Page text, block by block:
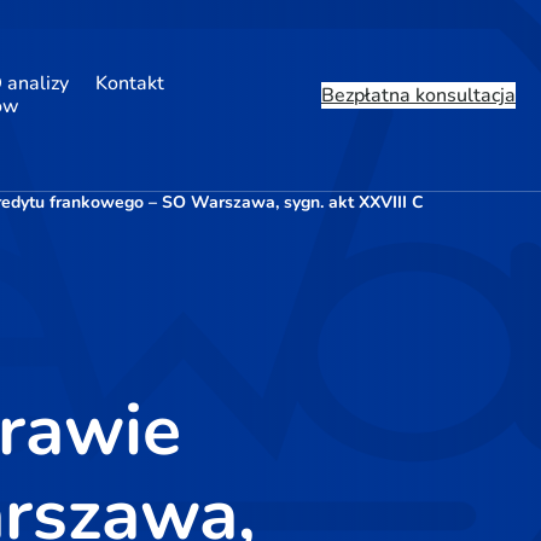
analizy
Kontakt Bezpłatna konsultacja
frankowego – SO Warszawa, sygn. akt XXVIII C